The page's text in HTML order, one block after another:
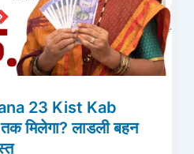
23 Kist Kab
मिलेगा? लाडली बहन